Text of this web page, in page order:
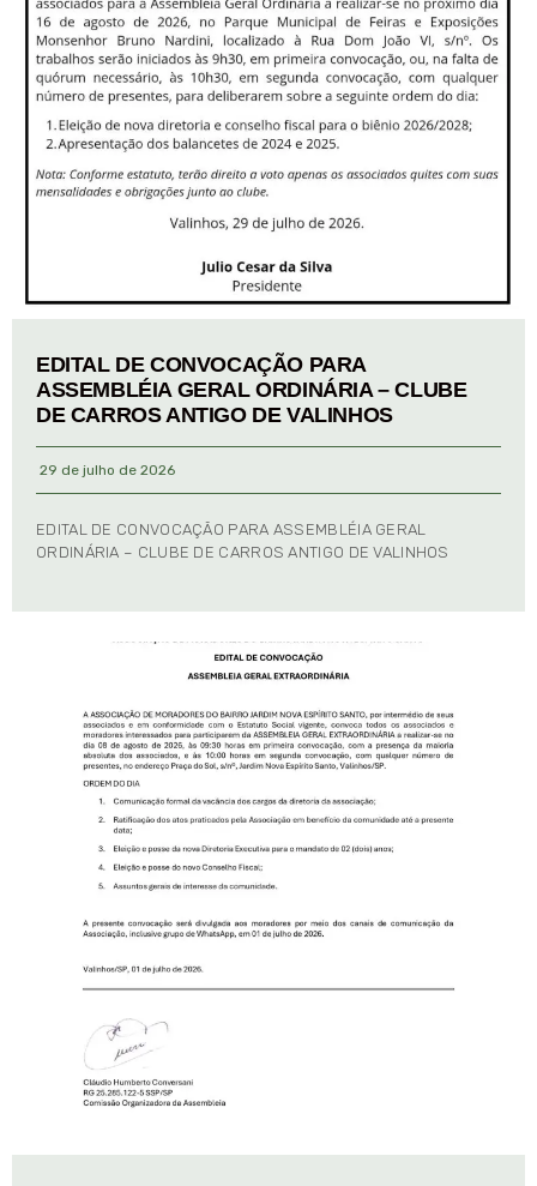
EDITAL DE CONVOCAÇÃO PARA
ASSEMBLÉIA GERAL ORDINÁRIA – CLUBE
DE CARROS ANTIGO DE VALINHOS
29 de julho de 2026
EDITAL DE CONVOCAÇÃO PARA ASSEMBLÉIA GERAL
ORDINÁRIA – CLUBE DE CARROS ANTIGO DE VALINHOS